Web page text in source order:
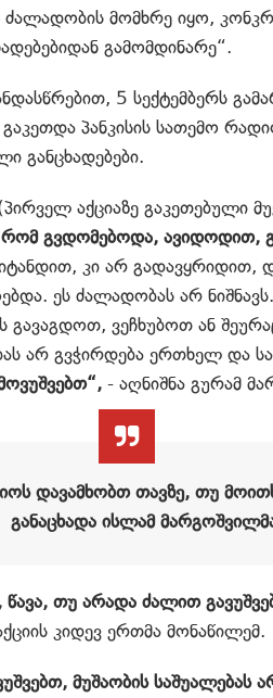
ძალადობის მომხრე იყო,
გამომდინარე“.
5 სექტემბერს
პანკისის სათემო
განცხადებები.
აქციაზე გაკეთებული
რომ გვდომებოდა, ავიდოდით,
კი არ გადავყრიდით,
ეს ძალადობას არ ნიშნავს.
ვეჩხუბოთ ან
არ გვჭირდება ერთხელ და
- აღნიშნა გურამ
დავამხობთ თავზე, თუ
განაცხადა ისლამ
წავა, თუ არადა ძალით
კიდევ ერთმა მონაწილემ.
მუშაობის საშუალებას